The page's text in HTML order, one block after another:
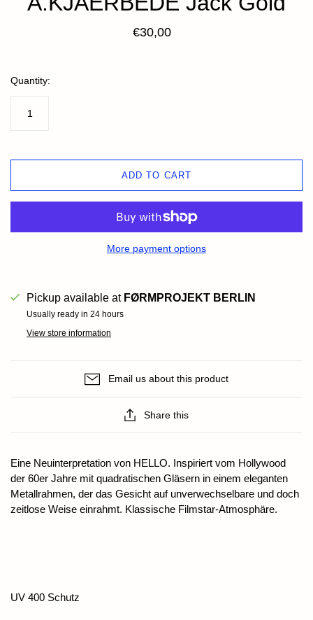
€30,00
Quantity:
ADD TO CART
More payment options
Pickup available at FØRMPROJEKT BERLIN
Usually ready in 24 hours
View store information
Email us about this product
Share this
Eine Neuinterpretation von HELLO. Inspiriert vom Hollywood
der 60er Jahre mit quadratischen Gläsern in einem eleganten
Metallrahmen, der das Gesicht auf unverwechselbare und doch
zeitlose Weise einrahmt. Klassische Filmstar-Atmosphäre.
UV 400 Schutz